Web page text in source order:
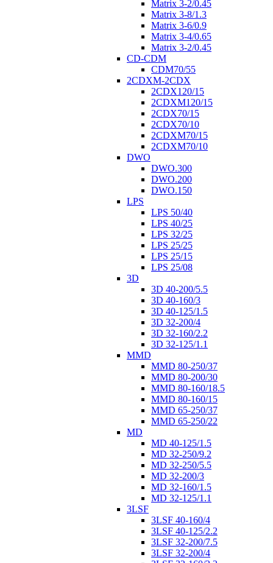
Matrix 3-2/0.45
Matrix 3-8/1.3
Matrix 3-6/0.9
Matrix 3-4/0.65
Matrix 3-2/0.45
CD-CDM
CDM70/55
2CDXM-2CDX
2CDX120/15
2CDXM120/15
2CDX70/15
2CDX70/10
2CDXM70/15
2CDXM70/10
DWO
DWO.300
DWO.200
DWO.150
LPS
LPS 50/40
LPS 40/25
LPS 32/25
LPS 25/25
LPS 25/15
LPS 25/08
3D
3D 40-200/5.5
3D 40-160/3
3D 40-125/1.5
3D 32-200/4
3D 32-160/2.2
3D 32-125/1.1
MMD
MMD 80-250/37
MMD 80-200/30
MMD 80-160/18.5
MMD 80-160/15
MMD 65-250/37
MMD 65-250/22
MD
MD 40-125/1.5
MD 32-250/9.2
MD 32-250/5.5
MD 32-200/3
MD 32-160/1.5
MD 32-125/1.1
3LSF
3LSF 40-160/4
3LSF 40-125/2.2
3LSF 32-200/7.5
3LSF 32-200/4